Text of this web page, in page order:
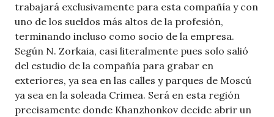
trabajará exclusivamente para esta compañía y con
uno de los sueldos más altos de la profesión,
terminando incluso como socio de la empresa.
Según N. Zorkaia, casi literalmente pues solo salió
del estudio de la compañía para grabar en
exteriores, ya sea en las calles y parques de Moscú
ya sea en la soleada Crimea. Será en esta región
precisamente donde Khanzhonkov decide abrir un